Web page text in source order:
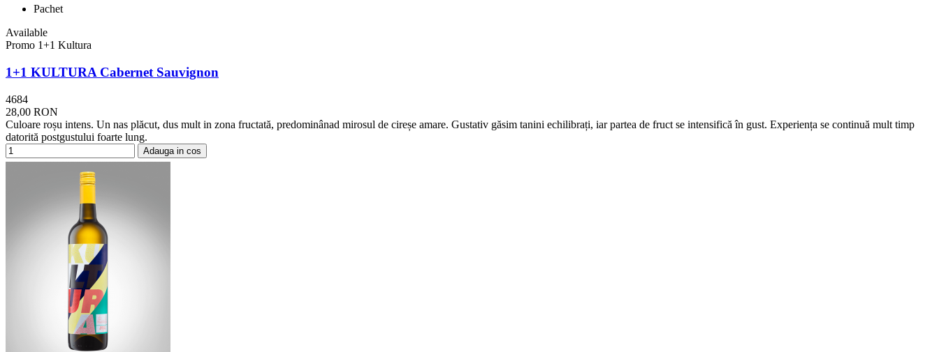
Pachet
Available
Promo 1+1 Kultura
1+1 KULTURA Cabernet Sauvignon
4684
28,00 RON
Culoare roșu intens. Un nas plăcut, dus mult in zona fructată, predominânad mirosul de cireșe amare. Gustativ găsim tanini echilibrați, iar partea de fruct se intensifică în gust. Experiența se continuă mult timp
datorită postgustului foarte lung.
Adauga in cos